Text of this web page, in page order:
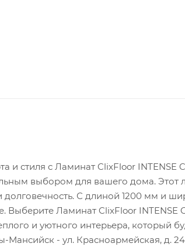
и стиля с Ламинат ClixFloor INTENSE
выбором для вашего дома.
С длиной 1200 мм и
Выберите Ламинат ClixFloor INTENSE
и уютного интерьера, который
Мансийск - ул. Красноармейская, д.